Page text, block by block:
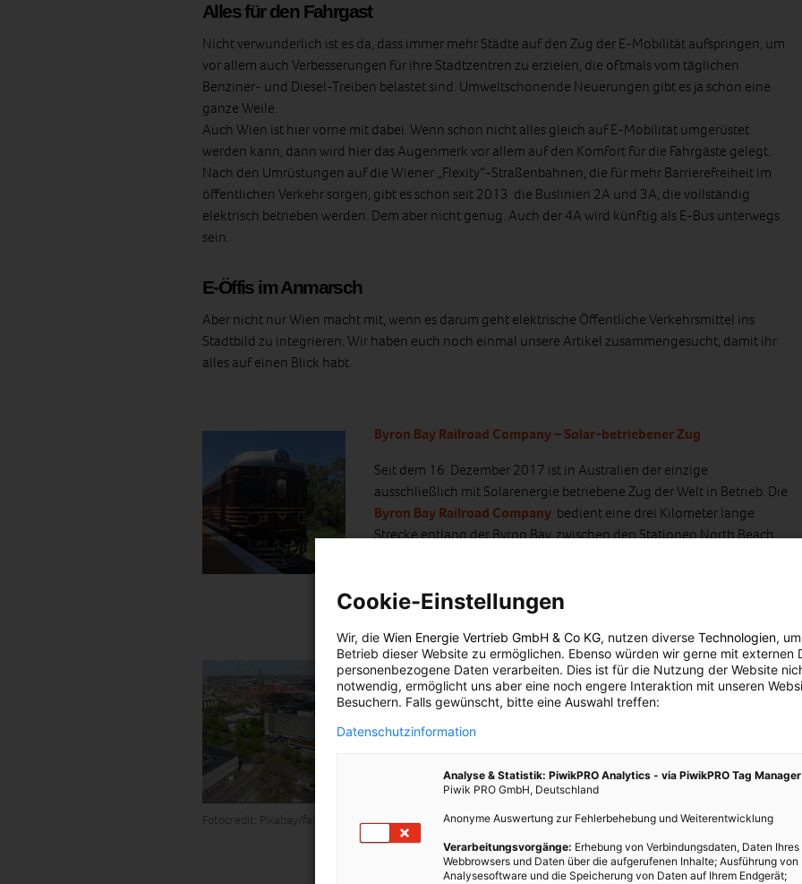
Alles für den Fahrgast
Nicht verwunderlich ist es da, dass immer mehr Städte auf den Zug der E-Mobilität aufspringen, um
vor allem auch Verbesserungen für ihre Stadtzentren zu erzielen, die oftmals vom täglichen
Benziner- und Diesel-Treiben belastet sind. Umweltschonende Neuerungen gibt es ja schon eine
ganze Weile.
Auch Wien ist hier vorne mit dabei. Wenn schon nicht alles gleich auf E-Mobilität umgerüstet
werden kann, dann wird hier das Augenmerk vor allem auf den Komfort für die Fahrgäste gelegt.
Nach den Umrüstungen auf die Wiener „Flexity“-Straßenbahnen, die für mehr Barrierefreiheit im
öffentlichen Verkehr sorgen, gibt es schon seit 2013 die Buslinien 2A und 3A, die vollständig
elektrisch betrieben werden. Dem aber nicht genug. Auch der 4A wird künftig als E-Bus unterwegs
sein.
E-Öffis im Anmarsch
Aber nicht nur Wien macht mit, wenn es darum geht elektrische Öffentliche Verkehrsmittel ins
Stadtbild zu integrieren. Wir haben euch noch einmal unsere Artikel zusammengesucht, damit ihr
alles auf einen Blick habt.
Byron Bay Railroad Company – Solar-betriebener Zug
Seit dem 16. Dezember 2017 ist in Australien der einzige
ausschließlich mit Solarenergie betriebene Zug der Welt in Betrieb. Die
Byron Bay Railroad Company bedient eine drei Kilometer lange
Strecke entlang der Byron Bay, zwischen den Stationen North Beach
Fotocredit: Pixabay/falco
Hannover schickt 48 Elektrobusse ins Rennen
In Hannover sollen bis 2023 insgesamt 48 Elektrobusse in der Stadt
Verkehrsbetrieben der Stadt Hannover, 30 Elektro-Standardbusse mit
Cookie-Einstellungen
Wir, die Wien Energie Vertrieb GmbH & Co KG, nutzen diverse Technologien,
Betrieb dieser Website zu ermöglichen. Ebenso würden wir gerne mit externen
personenbezogene Daten verarbeiten. Dies ist für die Nutzung der Website
notwendig, ermöglicht uns aber eine noch engere Interaktion mit unseren
Besuchern. Falls gewünscht, bitte eine Auswahl treffen:
Datenschutzinformation
Analyse & Statistik: PiwikPRO Analytics - via PiwikPRO Tag Manager
Piwik PRO GmbH, Deutschland
Anonyme Auswertung zur Fehlerbehebung und Weiterentwicklung
Verarbeitungsvorgänge: Erhebung von Verbindungsdaten, Daten Ihres
Webbrowsers und Daten über die aufgerufenen Inhalte; Ausführung von
Analysesoftware und die Speicherung von Daten auf Ihrem Endgerät;